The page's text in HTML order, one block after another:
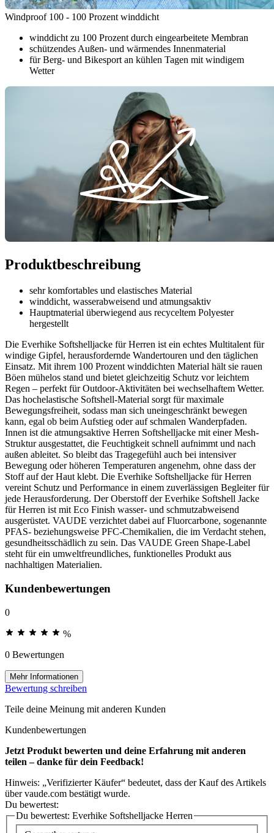
Windproof 100 - 100 Prozent winddicht
winddicht zu 100 Prozent durch eingearbeitete Membran
schützendes Außen- und wärmendes Innenmaterial
für Berg- und Bikesport an kühlen Tagen mit windigem
Wetter
Produktbeschreibung
sehr komfortables und elastisches Material
winddicht, wasserabweisend und atmungsaktiv
Hauptmaterial überwiegend aus recyceltem Polyester
hergestellt
Die Everhike Softshelljacke für Herren ist ein echtes Multitalent für
windige Gipfel, herausfordernde Wandertouren und den täglichen
Einsatz. Mit ihrem 100 Prozent winddichten Material hält sie rauen
Böen mühelos stand und bietet gleichzeitig Schutz vor leichtem
Regen – perfekt für Outdoor-Aktivitäten bei wechselhaftem Wetter.
Das hochelastische Softshell-Material sorgt für maximale
Bewegungsfreiheit, sodass man sich uneingeschränkt bewegen
kann, egal ob beim Aufstieg oder auf schmalen Wanderpfaden.
Innen ist die atmungsaktive Herren Softshelljacke mit einer Mesh-
Struktur ausgestattet, die Feuchtigkeit schnell aufnimmt und nach
außen ableitet. So bleibt das Tragegefühl auch bei intensiver
Bewegung oder höheren Temperaturen angenehm, ohne dass der
Stoff auf der Haut klebt. Die Everhike Softshelljacke für Herren
vereint Schutz und Performance in einem zuverlässigen Begleiter für
jede Herausforderung. Der Oberstoff der Everhike Softshell Jacke
für Herren ist mit Eco Finish wasser- und schmutzabweisend
ausgerüstet. VAUDE verzichtet dabei auf Fluorcarbone, sogenannte
PFAS- beziehungsweise PFC-Chemikalien, die im Verdacht stehen,
gesundheitsschädlich zu sein. Das VAUDE Green Shape-Label
steht für ein umweltfreundliches, funktionelles Produkt aus
nachhaltigen Materialien.
Kundenbewertungen
0
%
0 Bewertungen
Mehr Informationen
Bewertung schreiben
Teile deine Meinung mit anderen Kunden
Kundenbewertungen
Jetzt Produkt bewerten und deine Erfahrung mit anderen
teilen – danke für dein Feedback!
Hinweis: „Verifizierter Käufer“ bedeutet, dass der Kauf des Artikels
über vaude.com bestätigt wurde.
Du bewertest:
Du bewertest: Everhike Softshelljacke Herren